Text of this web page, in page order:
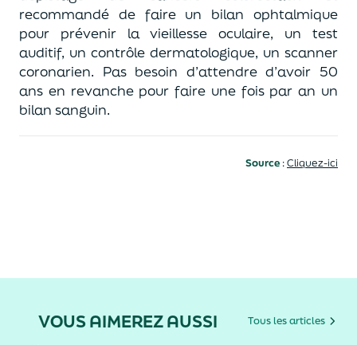
recommandé de faire un bilan ophtalmique
pour prévenir la vieillesse oculaire, un test
auditif, un contrôle dermatologique, un scanner
coronarien. Pas besoin d’attendre d’avoir 50
ans en revanche pour faire une fois par an un
bilan sanguin.
Source :Cliquez-ici
VOUS AIMEREZ AUSSI Tous les articles